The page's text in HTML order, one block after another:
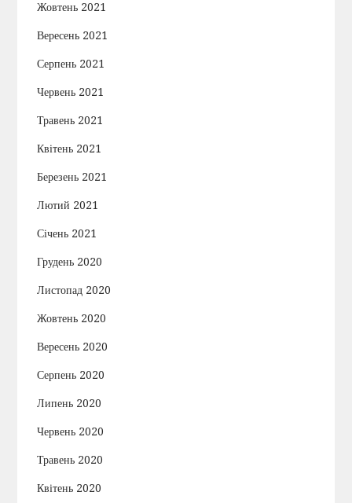
Жовтень 2021
Вересень 2021
Серпень 2021
Червень 2021
Травень 2021
Квітень 2021
Березень 2021
Лютий 2021
Січень 2021
Грудень 2020
Листопад 2020
Жовтень 2020
Вересень 2020
Серпень 2020
Липень 2020
Червень 2020
Травень 2020
Квітень 2020